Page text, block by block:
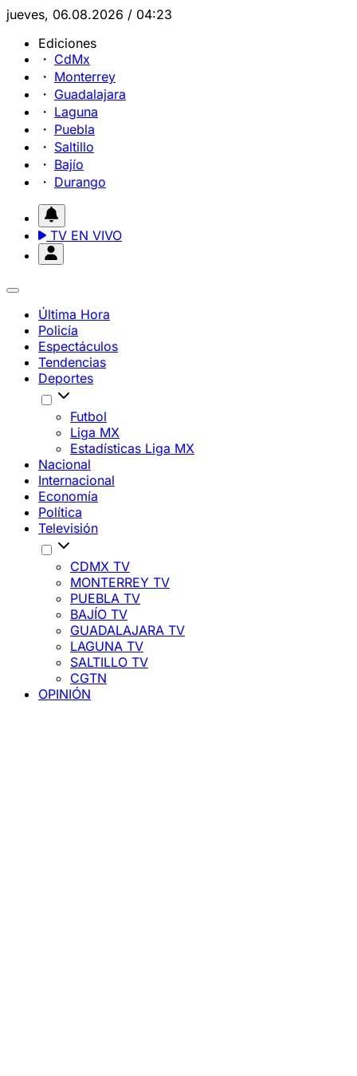
jueves, 06.08.2026 / 04:23
Ediciones
CdMx
Monterrey
Guadalajara
Laguna
Puebla
Saltillo
Bajío
Durango
TV EN VIVO
Última Hora
Policía
Espectáculos
Tendencias
Deportes
Futbol
Liga MX
Estadísticas Liga MX
Nacional
Internacional
Economía
Política
Televisión
CDMX TV
MONTERREY TV
PUEBLA TV
BAJÍO TV
GUADALAJARA TV
LAGUNA TV
SALTILLO TV
CGTN
OPINIÓN